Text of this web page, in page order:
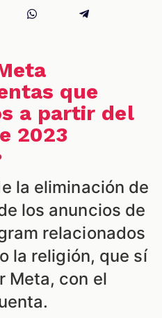
que
a partir del
2023
la eliminación de
los anuncios de
relacionados
la religión, que sí
Meta, con el